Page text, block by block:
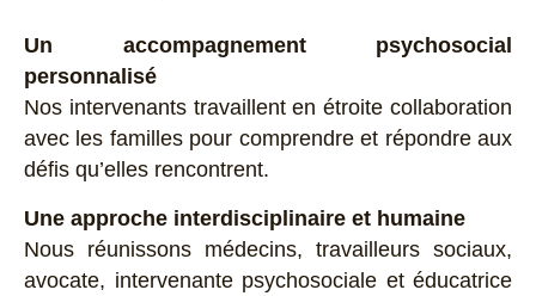
Un accompagnement psychosocial
personnalisé
Nos intervenants travaillent en étroite collaboration
avec les familles pour comprendre et répondre aux
défis qu’elles rencontrent.
Une approche interdisciplinaire et humaine
Nous réunissons médecins, travailleurs sociaux,
avocate, intervenante psychosociale et éducatrice